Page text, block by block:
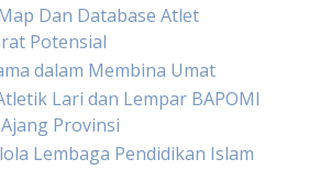
Dan Database Atlet
Potensial
dalam Membina Umat
Lari dan Lempar BAPOMI
Provinsi
Lembaga Pendidikan Islam